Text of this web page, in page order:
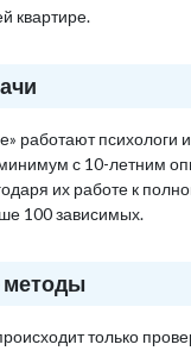
квартире.
работают психологи
с 10-летним
их работе к
100 зависимых.
методы
только